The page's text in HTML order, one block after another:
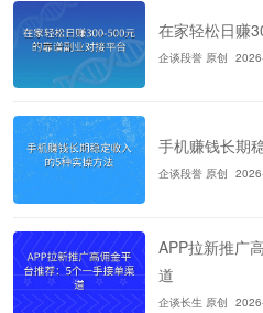
在家轻松日赚
企谈段誉 原创
手机赚钱长期
企谈段誉 原创
APP拉新推广
道
企谈长生 原创